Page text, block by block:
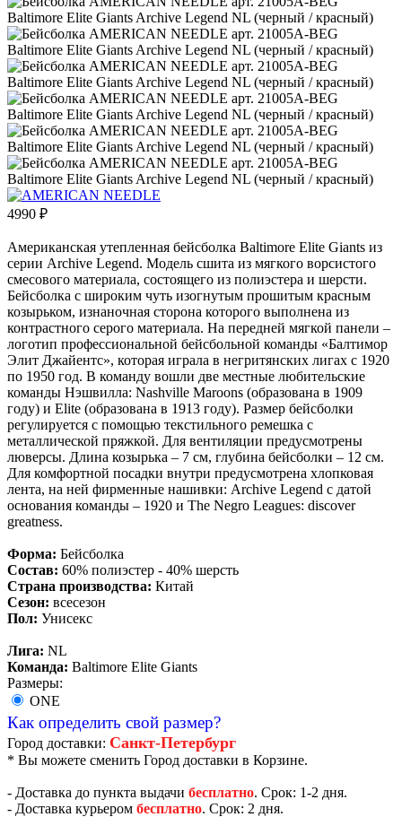
4990 ₽
Американская утепленная бейсболка Baltimore Elite Giants из
серии Archive Legend. Модель сшита из мягкого ворсистого
смесового материала, состоящего из полиэстера и шерсти.
Бейсболка с широким чуть изогнутым прошитым красным
козырьком, изнаночная сторона которого выполнена из
контрастного серого материала. На передней мягкой панели –
логотип профессиональной бейсбольной команды «Балтимор
Элит Джайентс», которая играла в негритянских лигах с 1920
по 1950 год. В команду вошли две местные любительские
команды Нэшвилла: Nashville Maroons (образована в 1909
году) и Elite (образована в 1913 году). Размер бейсболки
регулируется с помощью текстильного ремешка с
металлической пряжкой. Для вентиляции предусмотрены
люверсы. Длина козырька – 7 см, глубина бейсболки – 12 см.
Для комфортной посадки внутри предусмотрена хлопковая
лента, на ней фирменные нашивки: Archive Legend с датой
основания команды – 1920 и The Negro Leagues: discover
greatness.
Форма: Бейсболка
Состав: 60% полиэстер - 40% шерсть
Страна производства: Китай
Сезон: всесезон
Пол: Унисекс
Лига: NL
Команда: Baltimore Elite Giants
Размеры:
ONE
Как определить свой размер?
Город доставки: Санкт-Петербург
* Вы можете сменить Город доставки в Корзине.
- Доставка до пункта выдачи бесплатно. Срок: 1-2 дня.
- Доставка курьером бесплатно. Срок: 2 дня.